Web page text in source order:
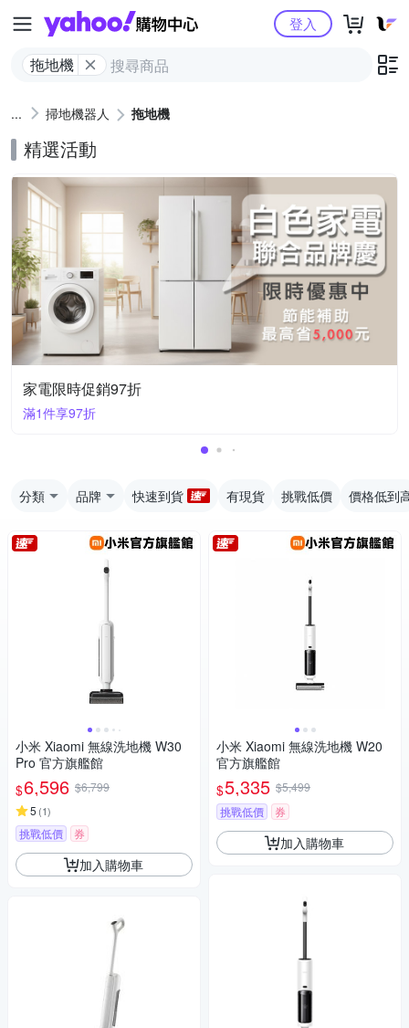
Yahoo購物中心
拖地機
登入
掃地機器人 拖地機
精選活動
家電限時促銷97折
滿1件享97折
分類 品牌 快速到貨 有現貨 挑戰低價 價格低到
小米 Xiaomi 無線洗地機 W30
Pro 官方旗艦館
$6,596 $6,799
5 (1)
挑戰低價 券
加入購物車
小米 Xiaomi 無線洗地機 W20
官方旗艦館
$5,335 $5,499
挑戰低價
券
加入購物車